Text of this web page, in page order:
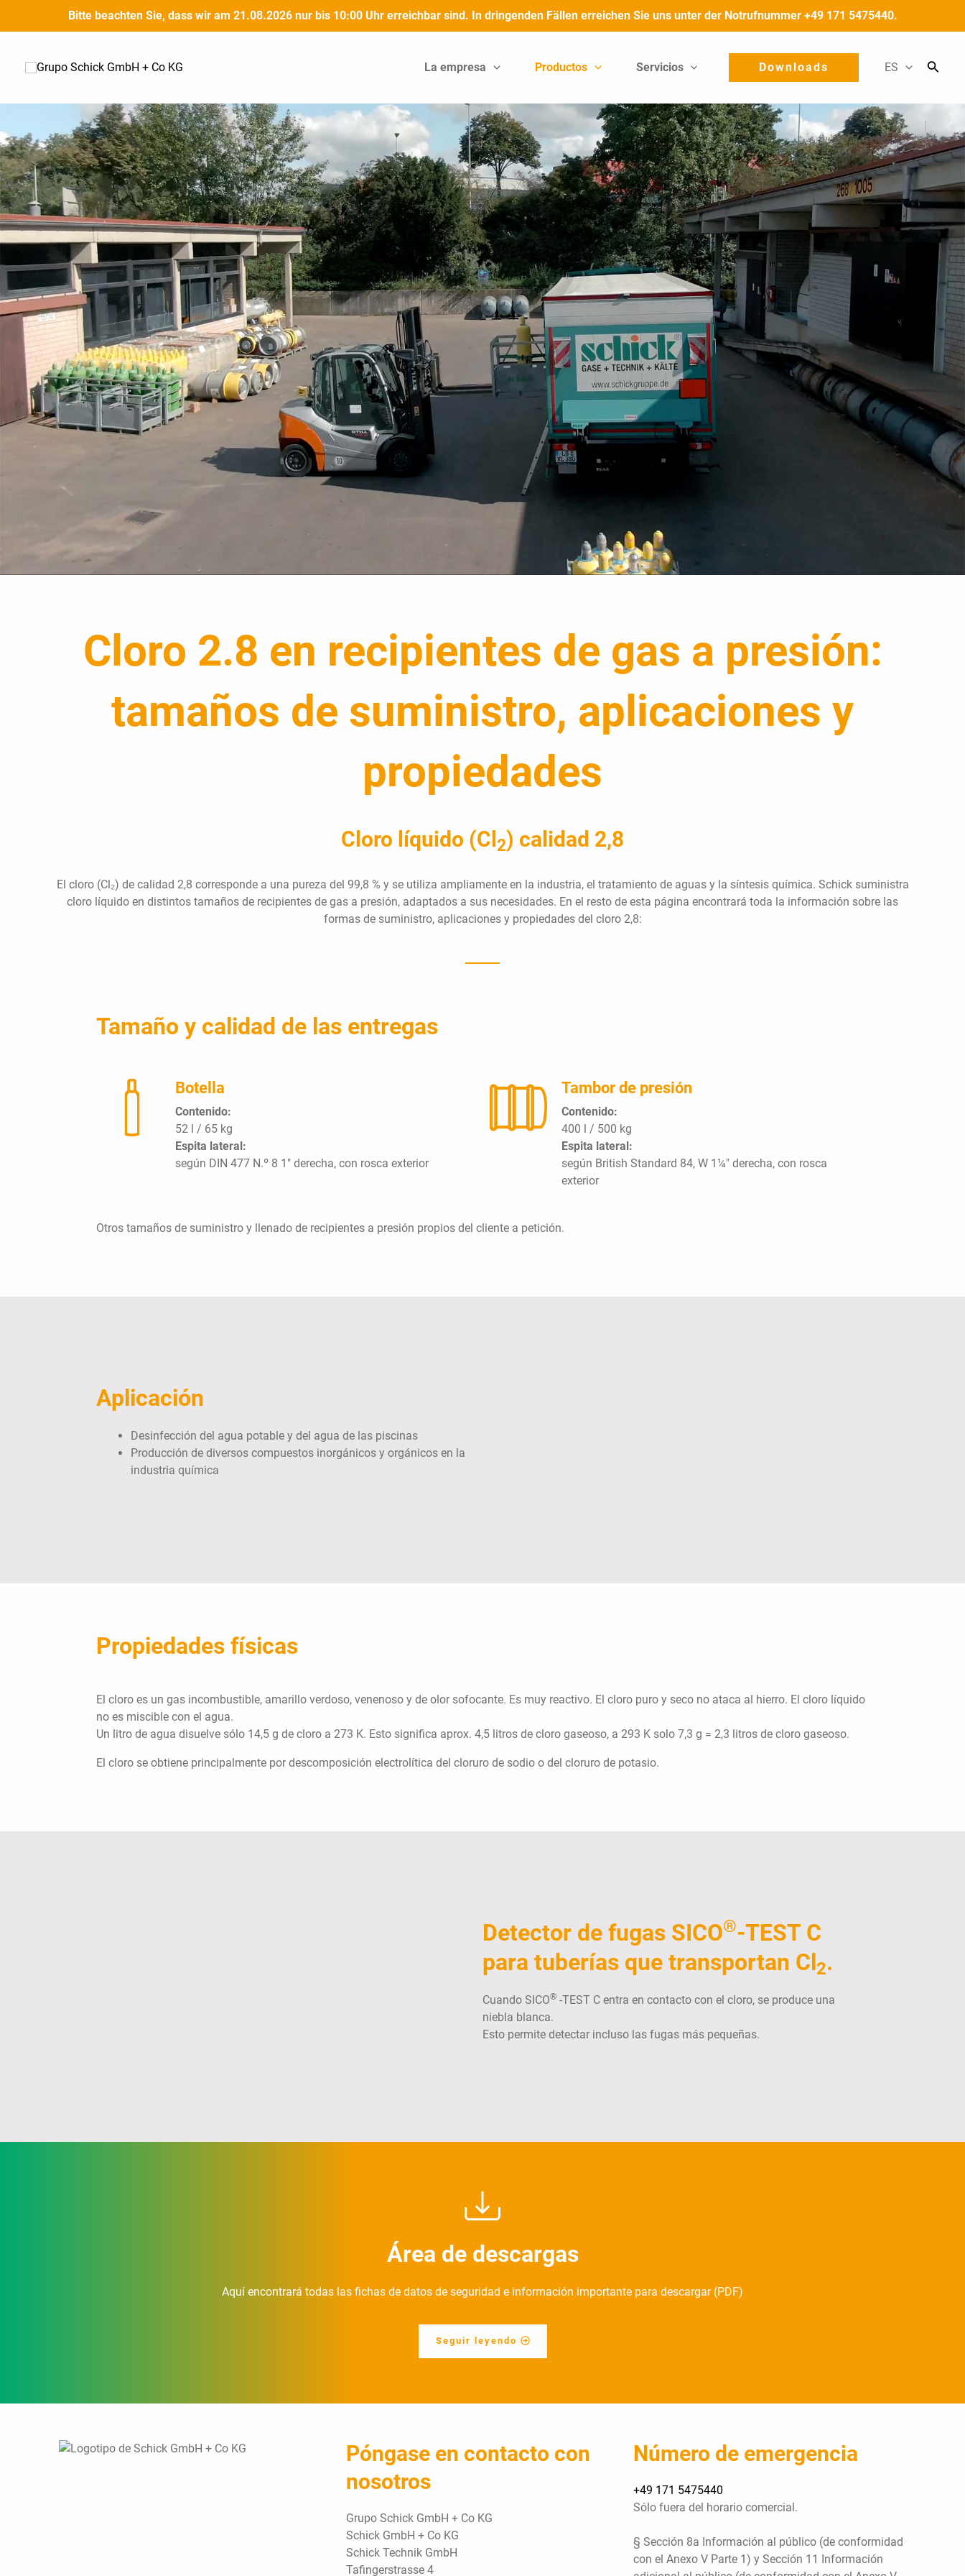
Bitte beachten Sie, dass wir am 21.08.2026 nur bis 10:00 Uhr erreichbar sind. In dringenden Fällen erreichen Sie uns unter der Notrufnummer +49 171 5475440.
La empresa
Productos Servicios Downloads ES
Cloro 2.8 en recipientes de gas a presión:
tamaños de suministro, aplicaciones y
propiedades
Cloro líquido (Cl 2) calidad 2,8
El cloro (Cl₂) de calidad 2,8 corresponde a una pureza del 99,8 % y se utiliza ampliamente en la industria, el tratamiento de aguas y la síntesis química. Schick suministra
cloro líquido en distintos tamaños de recipientes de gas a presión, adaptados a sus necesidades. En el resto de esta página encontrará toda la información sobre las
formas de suministro, aplicaciones y propiedades del cloro 2,8:
Tamaño y calidad de las entregas
Botella
Contenido:
52 l / 65 kg
Espita lateral:
según DIN 477 N.º 8 1" derecha, con rosca exterior
Tambor de presión
Contenido:
400 l / 500 kg
Espita lateral:
según British Standard 84, W 1¼" derecha, con rosca
exterior
Otros tamaños de suministro y llenado de recipientes a presión propios del cliente a petición.
Aplicación
Desinfección del agua potable y del agua de las piscinas
Producción de diversos compuestos inorgánicos y orgánicos en la
industria química
Propiedades físicas
El cloro es un gas incombustible, amarillo verdoso, venenoso y de olor sofocante. Es muy reactivo. El cloro puro y seco no ataca al hierro. El cloro líquido
no es miscible con el agua.
Un litro de agua disuelve sólo 14,5 g de cloro a 273 K. Esto significa aprox. 4,5 litros de cloro gaseoso, a 293 K solo 7,3 g = 2,3 litros de cloro gaseoso.
El cloro se obtiene principalmente por descomposición electrolítica del cloruro de sodio o del cloruro de potasio.
Detector de fugas SICO®-TEST C
para tuberías que transportan Cl2.
Cuando SICO® -TEST C entra en contacto con el cloro, se produce una
niebla blanca.
Esto permite detectar incluso las fugas más pequeñas.
Área de descargas
Aquí encontrará todas las fichas de datos de seguridad e información importante para descargar (PDF)
Seguir leyendo
Póngase en contacto con
nosotros
Grupo Schick GmbH + Co KG
Schick GmbH + Co KG
Schick Technik GmbH
Tafingerstrasse 4
Número de emergencia
+49 171 5475440
Sólo fuera del horario comercial.
§ Sección 8a Información al público (de conformidad
con el Anexo V Parte 1) y Sección 11 Información